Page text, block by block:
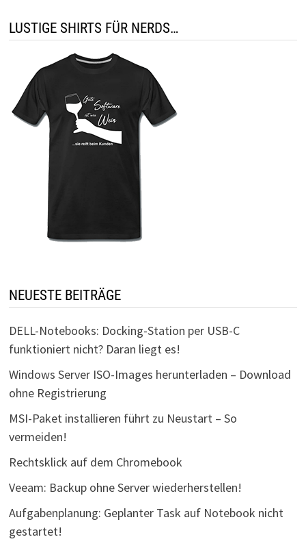
LUSTIGE SHIRTS FÜR NERDS…
NEUESTE BEITRÄGE
DELL-Notebooks: Docking-Station per USB-C
funktioniert nicht? Daran liegt es!
Windows Server ISO-Images herunterladen – Download
ohne Registrierung
MSI-Paket installieren führt zu Neustart – So
vermeiden!
Rechtsklick auf dem Chromebook
Veeam: Backup ohne Server wiederherstellen!
Aufgabenplanung: Geplanter Task auf Notebook nicht
gestartet!